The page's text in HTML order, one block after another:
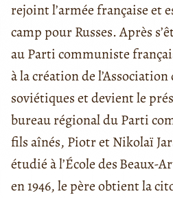
rejoint l’armée française et
camp pour Russes. Après
au Parti communiste
à la création de
soviétiques et devient le
bureau régional du Parti
fils aînés, Piotr et Nikolaï
étudié à l’École desBeaux-
en 1946, le père obtient la